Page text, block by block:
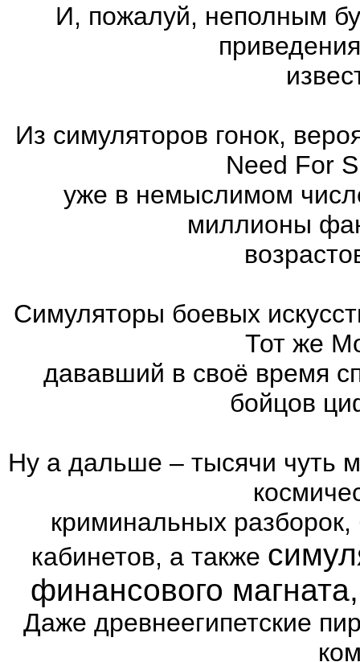
И, пожалуй, неполным
Из симуляторов гонок,
Need For
уже в немыслимом
миллионы
Симуляторы боевых
Тот же
дававший в своё время
бойцов
Ну а дальше – тысячи чуть
криминальных
кабинетов, а также
финансового
Даже древнеегипетские